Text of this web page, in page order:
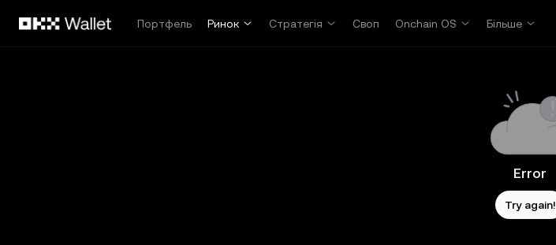
Портфель
Ринок Стратегія Своп Onchain OS Більше
Error
Try again!